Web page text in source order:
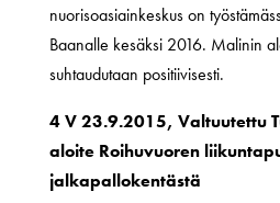
nuorisoasiainkeskus on
Baanalle kesäksi 2016. Malinin
suhtaudutaan positiivisesti.
4 V 23.9.2015, Valtuutettu
aloite Roihuvuoren
jalkapallokentästä